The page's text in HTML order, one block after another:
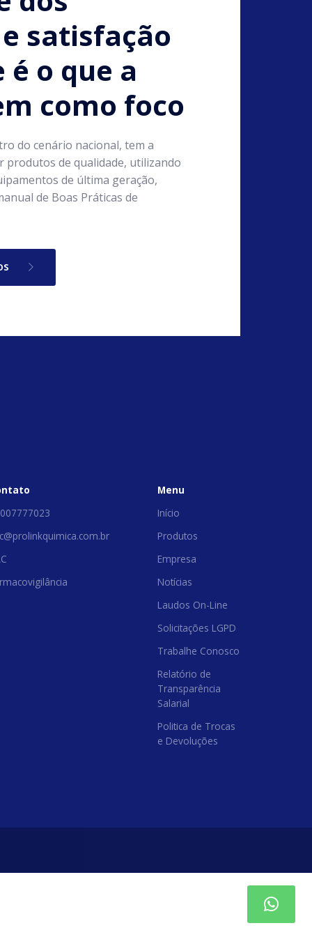
satisfação
o que a
como foco
do cenário nacional, tem a
produtos de qualidade, utilizando
de última geração,
de Boas Práticas de
Menu
Início
Produtos
Empresa
Notícias
Laudos On-Line
Solicitações LGPD
Trabalhe Conosco
Relatório de
Transparência
Salarial
Politica de Trocas
e Devoluções